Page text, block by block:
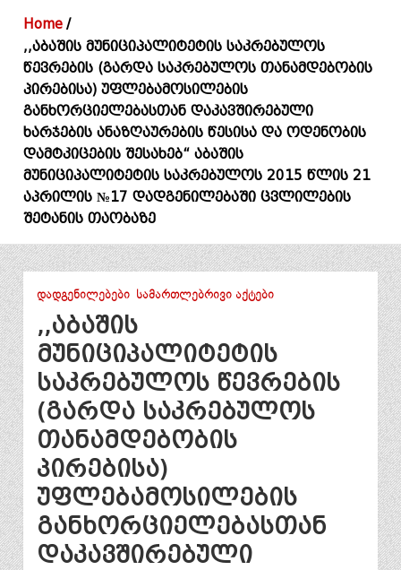
Home
,,აბაშის მუნიციპალიტეტის საკრებულოს
წევრების (გარდა საკრებულოს თანამდებობის
პირებისა) უფლებამოსილების
განხორციელებასთან დაკავშირებული
ხარჯების ანაზღაურების წესისა და ოდენობის
დამტკიცების შესახებ“ აბაშის
მუნიციპალიტეტის საკრებულოს 2015 წლის 21
აპრილის №17 დადგენილებაში ცვლილების
შეტანის თაობაზე
ᲓᲐᲓᲒᲔᲜᲘᲚᲔᲑᲔᲑᲘ ᲡᲐᲛᲐᲠᲗᲚᲔᲑᲠᲘᲕᲘ ᲐᲥᲢᲔᲑᲘ
,,აბაშის
მუნიციპალიტეტის
საკრებულოს წევრების
(გარდა საკრებულოს
თანამდებობის
პირებისა)
უფლებამოსილების
განხორციელებასთან
დაკავშირებული